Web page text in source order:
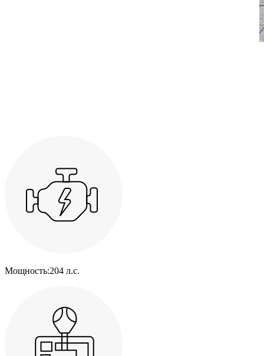
Мощность:204 л.с.